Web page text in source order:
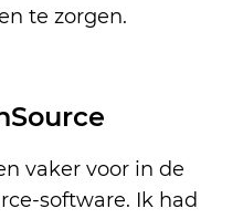
te zorgen.
vaker voor in de
software. Ik had